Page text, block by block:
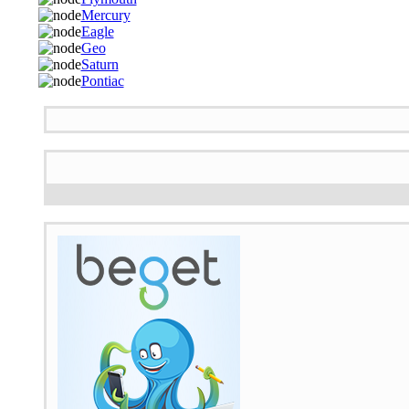
Mercury
Eagle
Geo
Saturn
Pontiac